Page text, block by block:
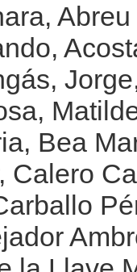
,
,
Jorge
, Bea
Calero